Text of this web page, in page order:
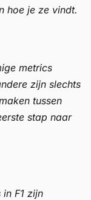
hoe je ze vindt.
metrics
zijn slechts
tussen
stap naar
F1 zijn